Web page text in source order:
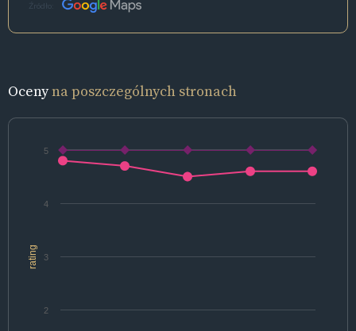
Źródło:
Ocenyna poszczególnych stronach
rating
2
3
4
5